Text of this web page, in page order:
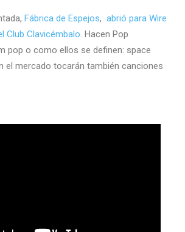
Fábrica de Espejos, abrió para Wire
Club Clavicémbalo. Hacen Pop
pop o como ellos se definen: space
el mercado tocarán también canciones